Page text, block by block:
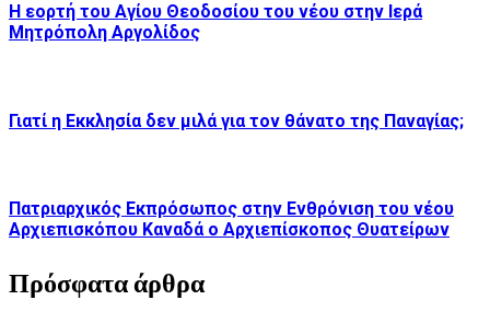
Η εορτή του Αγίου Θεοδοσίου του νέου στην Ιερά
Μητρόπολη Αργολίδος
Γιατί η Εκκλησία δεν μιλά για τον θάνατο της Παναγίας;
Πατριαρχικός Εκπρόσωπος στην Ενθρόνιση του νέου
Αρχιεπισκόπου Καναδά ο Αρχιεπίσκοπος Θυατείρων
Πρόσφατα άρθρα